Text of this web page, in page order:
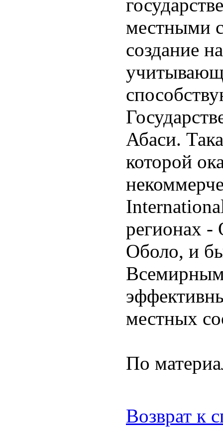
местными
создание
Абаси.
которой
регионах
Оболо, и
Всемирным
местных
По
Возврат к